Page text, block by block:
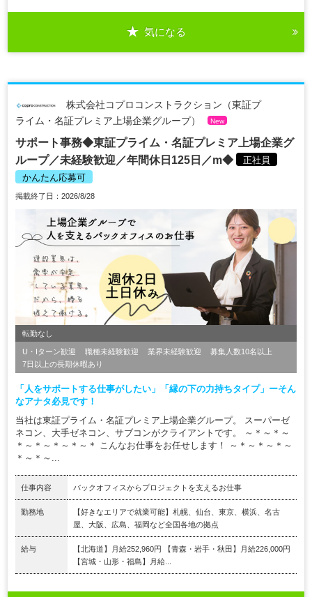
気になる
株式会社コプロコンストラクション（東証プ
ライム・名証プレミア上場企業グループ）
New
サポート事務◆東証プライム・名証プレミア上場企業グ
ループ／未経験歓迎／年間休日125日／m◆
正社員
かんたん応募可
掲載終了日：2026/8/28
転勤なし
U・Iターン歓迎 職種未経験歓迎 業界未経験歓迎
募集人数10名以上
7日以上の長期休暇あり
「人をサポートする仕事がしたい」「縁の下の力持ちタイプ」ーそん
なアナタ必見です！
当社は東証プライム・名証プレミア上場企業グループ。 スーパーゼ
ネコン、大手ゼネコン、サブコンがクライアントです。 ～＊～＊～
＊～＊～＊～＊～＊ こんなお仕事をお任せします！ ～＊～＊～＊～
＊～＊～...
仕事内容 バックオフィスからプロジェクトを支えるお仕事
勤務地
【好きなエリアで就業可能】札幌、仙台、東京、横浜、名古
屋、大阪、広島、福岡など全国各地の拠点
給与
【北海道】月給252,960円 【青森・岩手・秋田】月給226,000円
【宮城・山形・福島】月給...